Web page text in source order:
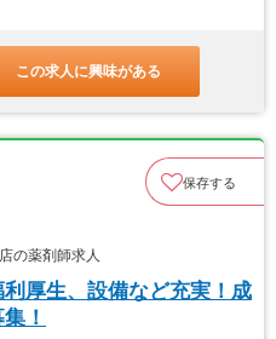
この求人に興味がある
保存する
の薬剤師求人
利厚生、設備など充実！成
！